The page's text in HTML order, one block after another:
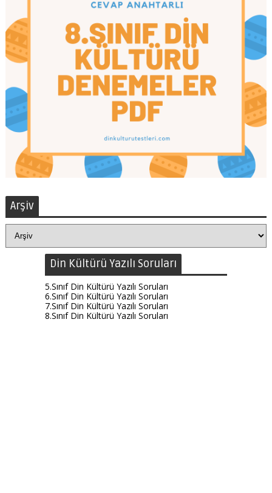
Arşiv
Din Kültürü Yazılı Soruları
5.Sınıf Din Kültürü Yazılı Soruları
6.Sınıf Din Kültürü Yazılı Soruları
7.Sınıf Din Kültürü Yazılı Soruları
8.Sınıf Din Kültürü Yazılı Soruları